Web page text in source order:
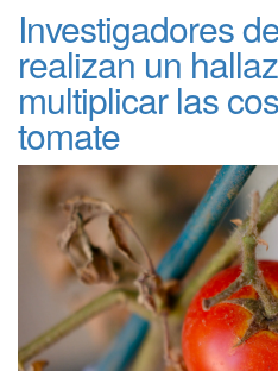
Investigadores
realizan un
multiplicar las
tomate